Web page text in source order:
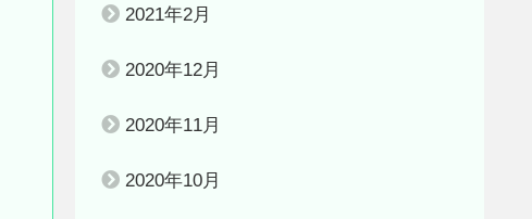
2021年2月
2020年12月
2020年11月
2020年10月